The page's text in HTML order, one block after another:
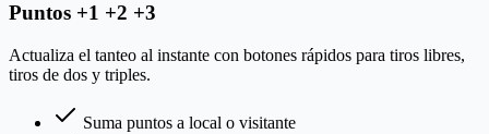
Puntos +1 +2 +3
Actualiza el tanteo al instante con botones rápidos para tiros libres,
tiros de dos y triples.
Suma puntos a local o visitante